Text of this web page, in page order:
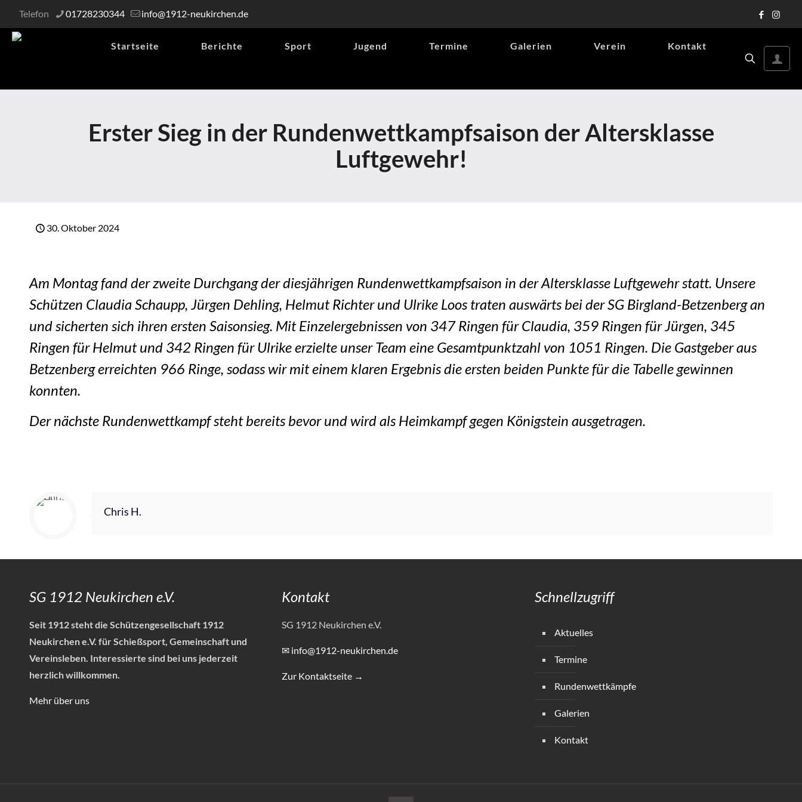
Telefon 01728230344 info@1912-neukirchen.de
Startseite Berichte Sport Jugend Termine Galerien Verein Kontakt
Erster Sieg in der Rundenwettkampfsaison der Altersklasse
Luftgewehr!
30. Oktober 2024
Am Montag fand der zweite Durchgang der diesjährigen Rundenwettkampfsaison in der Altersklasse Luftgewehr statt. Unsere
Schützen Claudia Schaupp, Jürgen Dehling, Helmut Richter und Ulrike Loos traten auswärts bei der SG Birgland-Betzenberg an
und sicherten sich ihren ersten Saisonsieg. Mit Einzelergebnissen von 347 Ringen für Claudia, 359 Ringen für Jürgen, 345
Ringen für Helmut und 342 Ringen für Ulrike erzielte unser Team eine Gesamtpunktzahl von 1051 Ringen. Die Gastgeber aus
Betzenberg erreichten 966 Ringe, sodass wir mit einem klaren Ergebnis die ersten beiden Punkte für die Tabelle gewinnen
konnten.
Der nächste Rundenwettkampf steht bereits bevor und wird als Heimkampf gegen Königstein ausgetragen.
Chris H.
SG 1912 Neukirchen e.V.
Seit 1912 steht die Schützengesellschaft 1912
Neukirchen e.V. für Schießsport, Gemeinschaft und
Vereinsleben. Interessierte sind bei uns jederzeit
herzlich willkommen.
Mehr über uns
Kontakt
SG 1912 Neukirchen e.V.
✉ info@1912-neukirchen.de
Zur Kontaktseite →
Schnellzugriff
Aktuelles
Termine
Rundenwettkämpfe
Galerien
Kontakt